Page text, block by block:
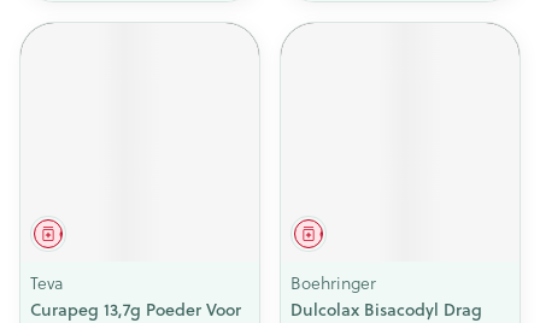
Geneesmiddel
Teva
Curapeg 13,7g Poeder Voor
Geneesmiddel
Boehringer
Dulcolax Bisacodyl Drag